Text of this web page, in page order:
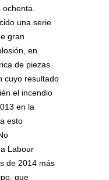
una serie
gran
en
de piezas
cuyo resultado
el incendio
en la
esto
Labour
de 2014 más
que